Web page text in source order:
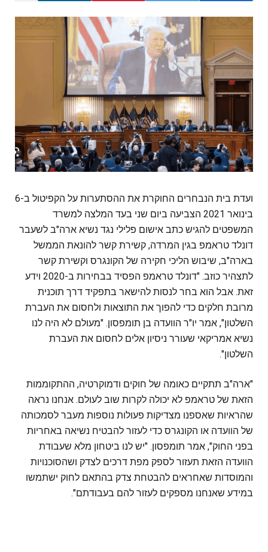
ועדת בית הנבחרים החוקרת את ההסתערות על הקפיטול ב-6
בינואר 2021 הצביעה ביום שני בעד המלצה למשרד
המשפטים להגיש כתב אישום פלילי נגד נשיא ארה"ב לשעבר
דונלד טראמפ בגין המרדה, קשירת קשר להונאת הממשל
בארה"ב, שיבוש הליכי חקירה של הקונגרס וקשירת קשר
לתצהיר כוזב. "דונלד טראמפ הפסיד בבחירות ב-2020 וידע
זאת. אבל הוא בחר לנסות להישאר בתפקיד דרך תוכנית
מרובת חלקים כדי להפוך את התוצאות ולחסום את העברת
השלטון", אמר יו"ר הוועדה בן תומפסון. "מעולם לא היה לנו
נשיא אמריקאי שעורר ניסיון אלים לחסום את העברת
השלטון".
"ארה"ב תתקיים כאומה של חוקים ודמוקרטיה, ההתקוממות
הזאת של טראמפ לא יכולה לקרות שוב לעולם. אנחנו נראה
שהראיות שאספנו מצדיקות פעולות נוספות מעבר לסמכותה
של הוועדה או הקונגרס כדי לעזור להבטיח נשיאה באחריות
בפני החוק", אמר תומפסון. "יש לנו ביטחון מלא שעבודת
הוועדה הזאת תעזור לספק מפת דרכים לצדק ושהסוכנויות
והמוסדות שאחראים להבטחת צדק בהתאם לחוק ישתמשו
במידע שאנחנו מספקים לעזור להם בעבודתם".